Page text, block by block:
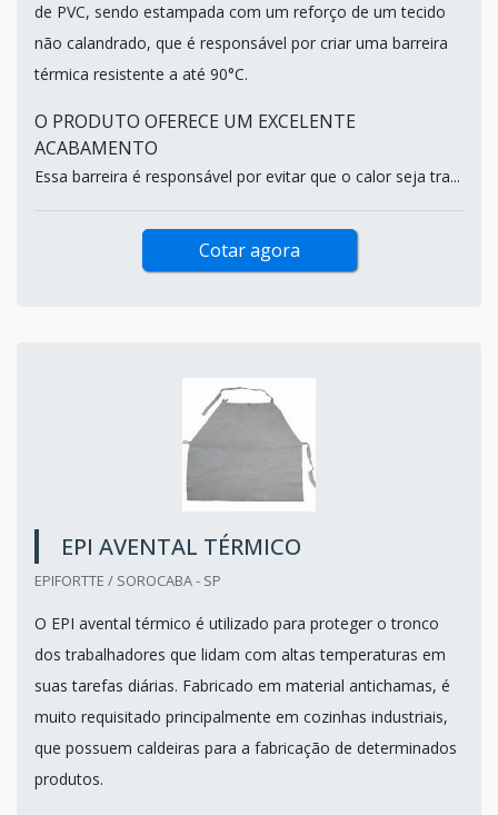
de PVC, sendo estampada com um reforço de um tecido
não calandrado, que é responsável por criar uma barreira
térmica resistente a até 90°C.
O PRODUTO OFERECE UM EXCELENTE
ACABAMENTO
Essa barreira é responsável por evitar que o calor seja tra...
Cotar agora
EPI AVENTAL TÉRMICO
EPIFORTTE / SOROCABA - SP
O EPI avental térmico é utilizado para proteger o tronco
dos trabalhadores que lidam com altas temperaturas em
suas tarefas diárias. Fabricado em material antichamas, é
muito requisitado principalmente em cozinhas industriais,
que possuem caldeiras para a fabricação de determinados
produtos.